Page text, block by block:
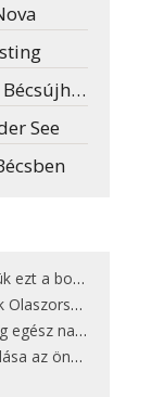
See
Kisorosziban
a 15 legjobbat
nap nyaral
végét jelentette